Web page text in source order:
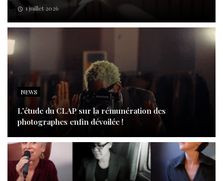
1 juillet 2026
NEWS
L’étude du CLAP sur la rémunération des
photographes enfin dévoilée !